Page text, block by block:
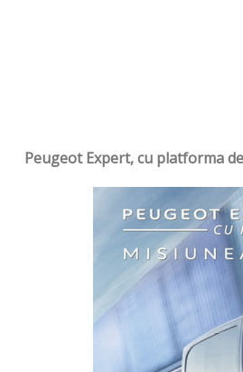
Peugeot Expert, cu platforma